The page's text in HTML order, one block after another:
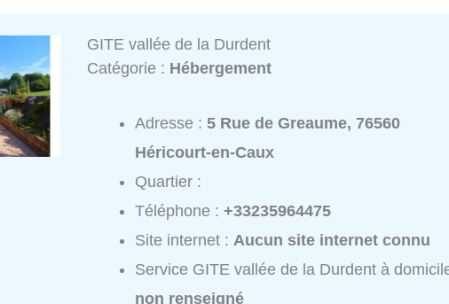
GITE vallée de la Durdent
Catégorie : Hébergement
Adresse :5 Rue de Greaume, 76560
Héricourt-en-Caux
Quartier :
Téléphone :+33235964475
Site internet : Aucun site internet connu
Service GITE vallée de la Durdent à
non renseigné